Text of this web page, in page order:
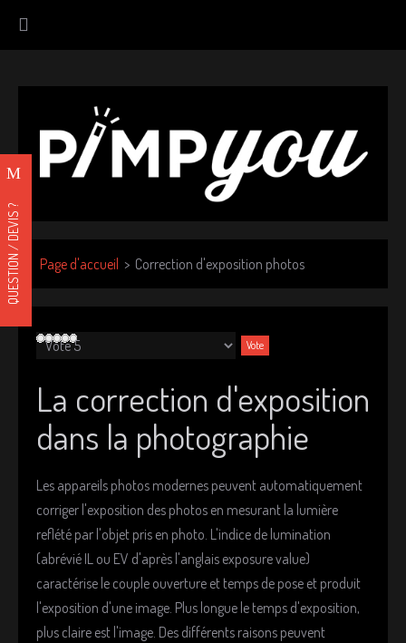
Page d'accueil Correction d'exposition photos
V
l
z
o
t
e
r
La correction d'exposition
dans la photographie
Les appareils photos modernes peuvent automatiquement
corriger l'exposition des photos en mesurant la lumière
reflété par l'objet pris en photo. L'indice de lumination
(abrévié IL ou EV d'après l'anglais exposure value)
caractérise le couple ouverture et temps de pose et produit
l'exposition d'une image. Plus longue le temps d'exposition,
plus claire est l'image. Des différents raisons peuvent
QUESTION / DEVIS ?